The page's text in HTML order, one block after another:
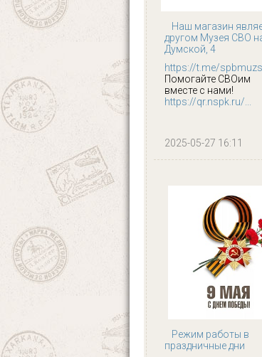
Наш магазин
другом Музея СВО
Думской, 4
https://t.me/
Помогайте СВОим
вместе с нами!
https://qr.nspk.ru/...
2025-05-27 16:11
Режим работы в
праздничные дни